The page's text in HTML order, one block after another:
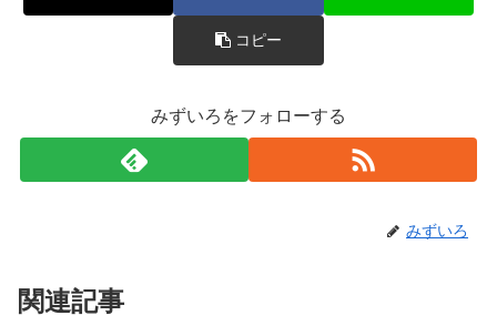
コピー
みずいろをフォローする
みずいろ
関連記事